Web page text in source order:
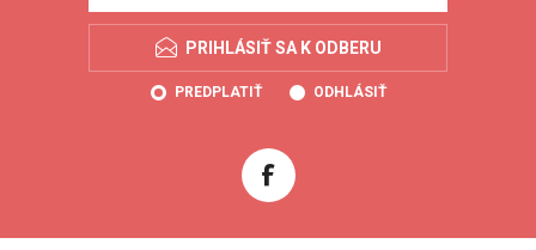
PRIHLÁSIŤ SA K ODBERU
PREDPLATIŤ ODHLÁSIŤ